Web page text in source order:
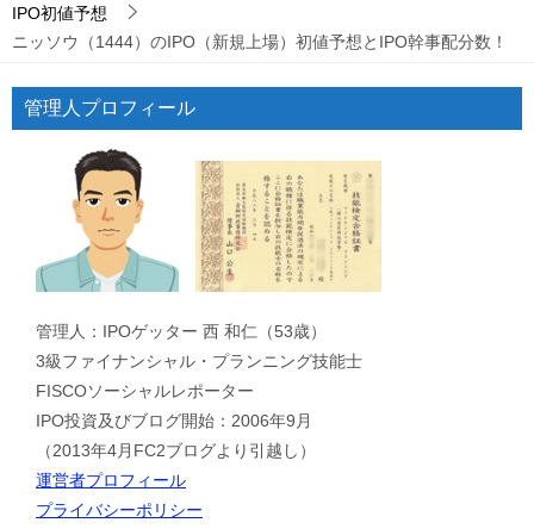
IPO初値予想
ニッソウ（1444）のIPO（新規上場）初値予想とIPO幹事配分数！
管理人プロフィール
管理人：IPOゲッター 西 和仁（53歳）
3級ファイナンシャル・プランニング技能士
FISCOソーシャルレポーター
IPO投資及びブログ開始：2006年9月
（2013年4月FC2ブログより引越し）
運営者プロフィール
プライバシーポリシー